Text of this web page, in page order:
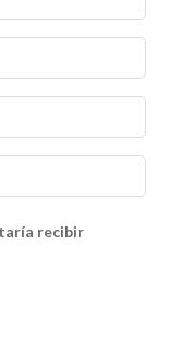
recibir